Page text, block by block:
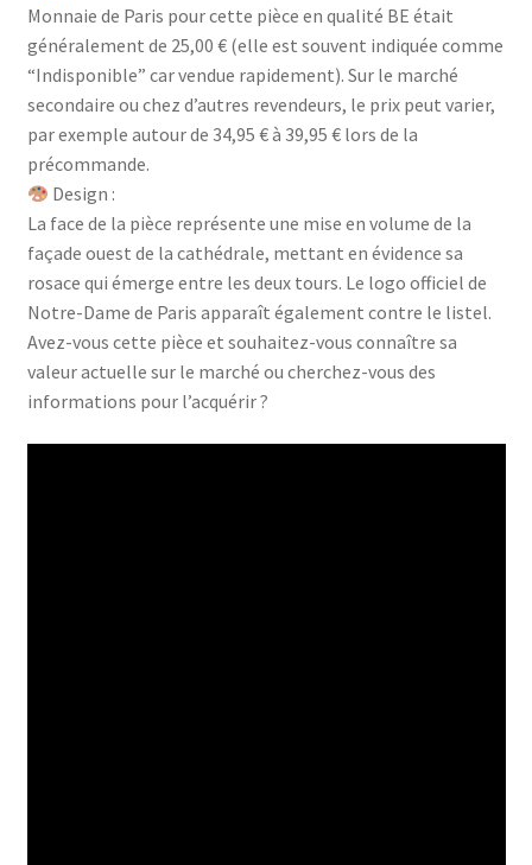
Monnaie de Paris pour cette pièce en qualité BE était
généralement de 25,00 € (elle est souvent indiquée comme
“Indisponible” car vendue rapidement). Sur le marché
secondaire ou chez d’autres revendeurs, le prix peut varier,
par exemple autour de 34,95 € à 39,95 € lors de la
précommande.
Design :
La face de la pièce représente une mise en volume de la
façade ouest de la cathédrale, mettant en évidence sa
rosace qui émerge entre les deux tours. Le logo officiel de
Notre-Dame de Paris apparaît également contre le listel.
Avez-vous cette pièce et souhaitez-vous connaître sa
valeur actuelle sur le marché ou cherchez-vous des
informations pour l’acquérir ?